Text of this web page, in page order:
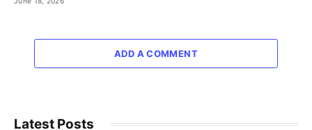
ADD A COMMENT
Latest Posts